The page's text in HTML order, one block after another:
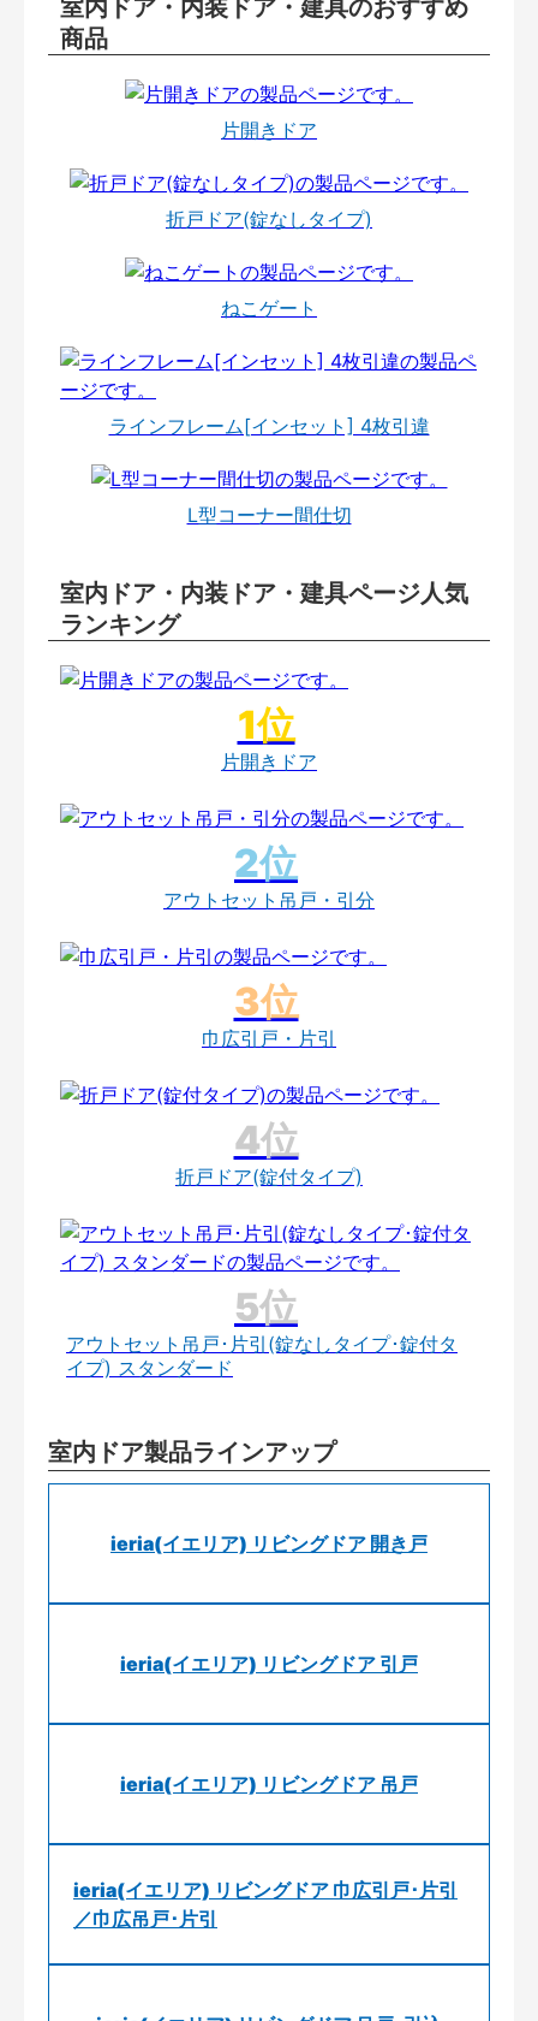
室内ドア・内装ドア・建具のおすすめ
商品
片開きドア
折戸ドア(錠なしタイプ)
ねこゲート
ラインフレーム[インセット] 4枚引違
L型コーナー間仕切
室内ドア・内装ドア・建具ページ人気
ランキング
片開きドア
アウトセット吊戸・引分
巾広引戸・片引
折戸ドア(錠付タイプ)
アウトセット吊戸･片引(錠なしタイプ･錠付タ
イプ) スタンダード
室内ドア製品ラインアップ
ieria(イエリア) リビングドア 開き戸
ieria(イエリア) リビングドア 引戸
ieria(イエリア) リビングドア 吊戸
ieria(イエリア) リビングドア 巾広引戸･片引
／巾広吊戸･片引